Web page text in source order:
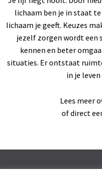
lichaam ben je in staat
lichaam je geeft. Keuzes
jezelf zorgen wordt een
kennen en beter
situaties. Er ontstaat
in je
Lees meer
of direct